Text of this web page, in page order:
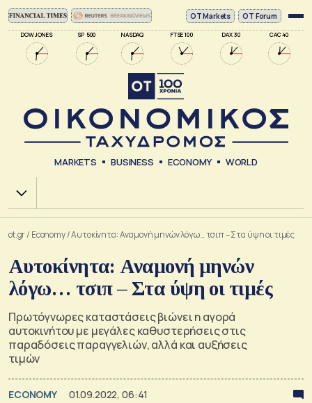
DOW JONES SP 500 NASDAQ FTSE 100 DAX 30 CAC 40
ΟΤ Markets OT Forum
MARKETS BUSINESS ECONOMY WORLD
Χ.Α.
ot.gr/ Economy/Αυτοκίνητα: Αναμονή μηνών λόγω… τσιπ – Στα ύψη οι τιμές
Αυτοκίνητα: Αναμονή μηνών
λόγω… τσιπ – Στα ύψη οι τιμές
Πρωτόγνωρες καταστάσεις βιώνει η αγορά
αυτοκινήτου με μεγάλες καθυστερήσεις στις
παραδόσεις παραγγελιών, αλλά και αυξήσεις
τιμών
ECONOMY 01.09.2022, 06:41